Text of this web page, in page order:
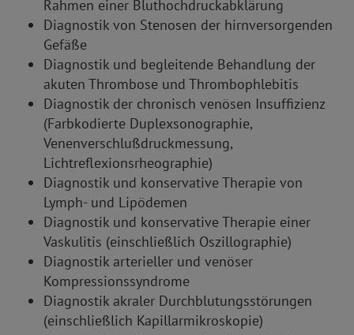
Rahmen einer Bluthochdruckabklärung
Diagnostik von Stenosen der hirnversorgenden
Gefäße
Diagnostik und begleitende Behandlung der
akuten Thrombose und Thrombophlebitis
Diagnostik der chronisch venösen Insuffizienz
(Farbkodierte Duplexsonographie,
Venenverschlußdruckmessung,
Lichtreflexionsrheographie)
Diagnostik und konservative Therapie von
Lymph- und Lipödemen
Diagnostik und konservative Therapie einer
Vaskulitis (einschließlich Oszillographie)
Diagnostik arterieller und venöser
Kompressionssyndrome
Diagnostik akraler Durchblutungsstörungen
(einschließlich Kapillarmikroskopie)